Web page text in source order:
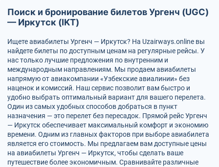
Поиск и бронирование билетов Ургенч (UGC)
— Иркутск (IKT)
Ищете авиабилеты Ургенч — Иркутск? На Uzairways.online вы
найдете билеты по доступным ценам на регулярные рейсы. У
нас только лучшие предложения по внутренним и
международным направлениям. Мы продаем авиабилеты
напрямую от авиакомпании «Узбекские авиалинии» без
наценок и комиссий. Наш сервис позволит вам быстро и
удобно выбрать оптимальный вариант для вашего перелета.
Один из самых удобных способов добраться в пункт
назначения — это перелет без пересадок. Прямой рейс Ургенч
— Иркутск обеспечивает максимальный комфорт и экономию
времени. Одним из главных факторов при выборе авиабилета
является его стоимость. Мы предлагаем вам доступные цены
на авиабилеты Ургенч — Иркутск, чтобы сделать ваше
путешествие более экономичным. Сравнивайте различные